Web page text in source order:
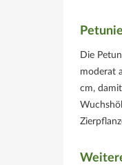
Die
moderat
cm,